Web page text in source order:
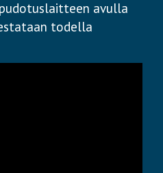
avulla
todella